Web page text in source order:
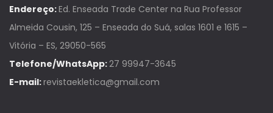
Endereço:Ed. Enseada Trade Center na Rua Professor
Almeida Cousin, 125 – Enseada do Suá, salas 1601 e 1615 –
Vitória – ES, 29050-565
Telefone/WhatsApp:27 99947-3645
E-mail:revistaekletica@gmail.com